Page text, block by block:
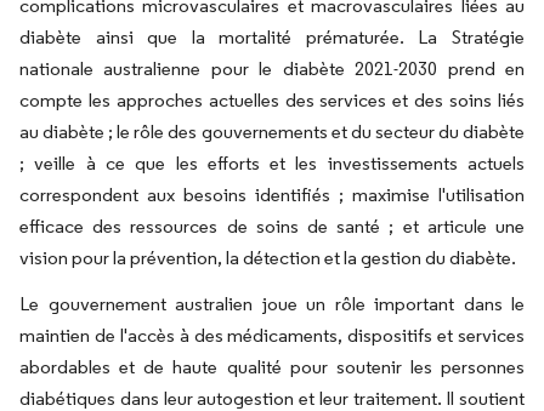
complications microvasculaires et macrovasculaires liées au
diabète ainsi que la mortalité prématurée. La Stratégie
nationale australienne pour le diabète 2021-2030 prend en
compte les approches actuelles des services et des soins liés
au diabète ; le rôle des gouvernements et du secteur du diabète
; veille à ce que les efforts et les investissements actuels
correspondent aux besoins identifiés ; maximise l'utilisation
efficace des ressources de soins de santé ; et articule une
vision pour la prévention, la détection et la gestion du diabète.
Le gouvernement australien joue un rôle important dans le
maintien de l'accès à des médicaments, dispositifs et services
abordables et de haute qualité pour soutenir les personnes
diabétiques dans leur autogestion et leur traitement. Il soutient